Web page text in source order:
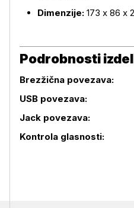
Dimenzije: 173 x 86 x
Podrobnosti
Podrobnosti izdelka
Brezžična povezava:
USB povezava:
Jack povezava:
Kontrola glasnosti: